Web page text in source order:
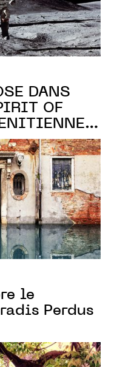
DANS
OF
le
Perdus